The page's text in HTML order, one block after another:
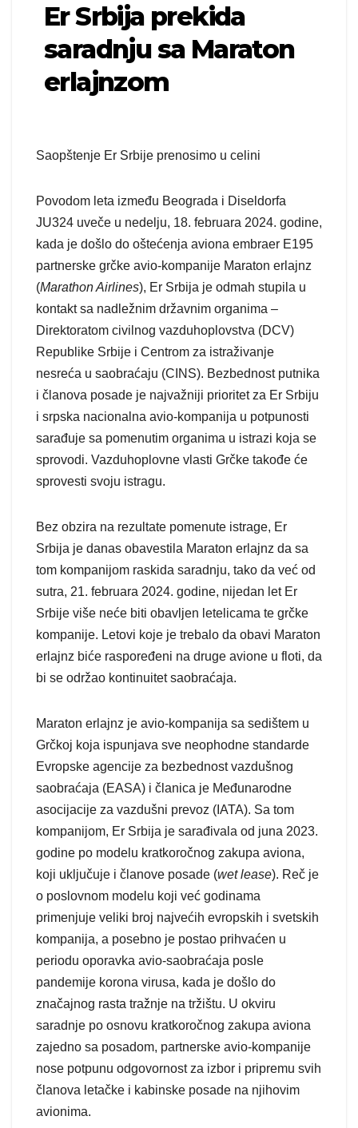
Er Srbija prekida
saradnju sa Maraton
erlajnzom
Saopštenje Er Srbije prenosimo u celini
Povodom leta između Beograda i Diseldorfa
JU324 uveče u nedelju, 18. februara 2024. godine,
kada je došlo do oštećenja aviona embraer E195
partnerske grčke avio-kompanije Maraton erlajnz
(Marathon Airlines), Er Srbija je odmah stupila u
kontakt sa nadležnim državnim organima –
Direktoratom civilnog vazduhoplovstva (DCV)
Republike Srbije i Centrom za istraživanje
nesreća u saobraćaju (CINS). Bezbednost putnika
i članova posade je najvažniji prioritet za Er Srbiju
i srpska nacionalna avio-kompanija u potpunosti
sarađuje sa pomenutim organima u istrazi koja se
sprovodi. Vazduhoplovne vlasti Grčke takođe će
sprovesti svoju istragu.
Bez obzira na rezultate pomenute istrage, Er
Srbija je danas obavestila Maraton erlajnz da sa
tom kompanijom raskida saradnju, tako da već od
sutra, 21. februara 2024. godine, nijedan let Er
Srbije više neće biti obavljen letelicama te grčke
kompanije. Letovi koje je trebalo da obavi Maraton
erlajnz biće raspoređeni na druge avione u floti, da
bi se održao kontinuitet saobraćaja.
Maraton erlajnz je avio-kompanija sa sedištem u
Grčkoj koja ispunjava sve neophodne standarde
Evropske agencije za bezbednost vazdušnog
saobraćaja (EASA) i članica je Međunarodne
asocijacije za vazdušni prevoz (IATA). Sa tom
kompanijom, Er Srbija je sarađivala od juna 2023.
godine po modelu kratkoročnog zakupa aviona,
koji uključuje i članove posade (wet lease). Reč je
o poslovnom modelu koji već godinama
primenjuje veliki broj najvećih evropskih i svetskih
kompanija, a posebno je postao prihvaćen u
periodu oporavka avio-saobraćaja posle
pandemije korona virusa, kada je došlo do
značajnog rasta tražnje na tržištu. U okviru
saradnje po osnovu kratkoročnog zakupa aviona
zajedno sa posadom, partnerske avio-kompanije
nose potpunu odgovornost za izbor i pripremu svih
članova letačke i kabinske posade na njihovim
avionima.